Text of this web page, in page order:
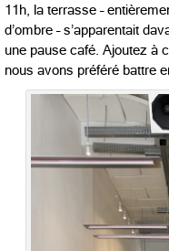
11h, la terrasse –
d’ombre – s’apparentait
une pause café. Ajoutez à
nous avons préféré battre